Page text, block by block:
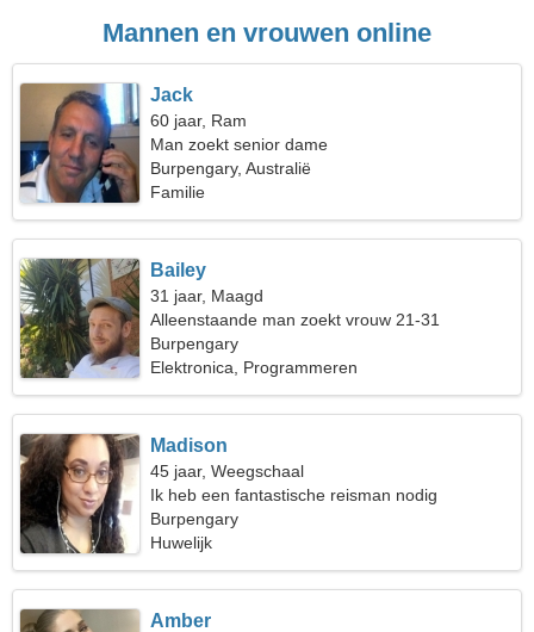
Mannen en vrouwen online
Jack
60 jaar, Ram
Man zoekt senior dame
Burpengary, Australië
Familie
Bailey
31 jaar, Maagd
Alleenstaande man zoekt vrouw 21-31
Burpengary
Elektronica, Programmeren
Madison
45 jaar, Weegschaal
Ik heb een fantastische reisman nodig
Burpengary
Huwelijk
Amber